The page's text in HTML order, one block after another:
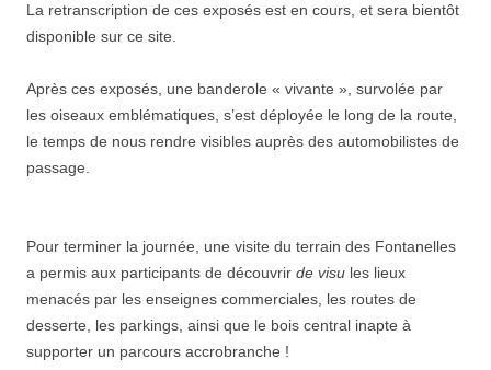
La retranscription de ces exposés est en cours, et sera bientôt
disponible sur ce site.
Après ces exposés, une banderole « vivante », survolée par
les oiseaux emblématiques, s’est déployée le long de la route,
le temps de nous rendre visibles auprès des automobilistes de
passage.
Pour terminer la journée, une visite du terrain des Fontanelles
a permis aux participants de découvrir de visu les lieux
menacés par les enseignes commerciales, les routes de
desserte, les parkings, ainsi que le bois central inapte à
supporter un parcours accrobranche !